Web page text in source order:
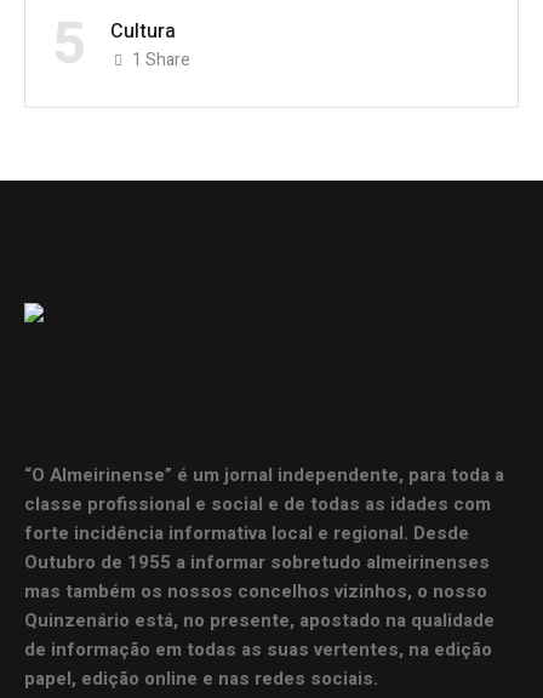
5 Cultura
1 Share
“O Almeirinense” é um jornal independente, para toda a
classe profissional e social e de todas as idades com
forte incidência informativa local e regional. Desde
Outubro de 1955 a informar sobretudo almeirinenses
mas também os nossos concelhos vizinhos, o nosso
Quinzenário está, no presente, apostado na qualidade
de informação em todas as suas vertentes, na edição
papel, edição online e nas redes sociais.